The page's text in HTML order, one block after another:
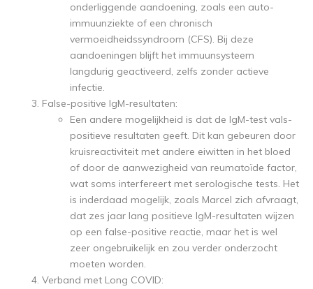
onderliggende aandoening, zoals een auto-
immuunziekte of een chronisch
vermoeidheidssyndroom (CFS). Bij deze
aandoeningen blijft het immuunsysteem
langdurig geactiveerd, zelfs zonder actieve
infectie.
False-positive IgM-resultaten:
Een andere mogelijkheid is dat de IgM-test vals-
positieve resultaten geeft. Dit kan gebeuren door
kruisreactiviteit met andere eiwitten in het bloed
of door de aanwezigheid van reumatoïde factor,
wat soms interfereert met serologische tests. Het
is inderdaad mogelijk, zoals Marcel zich afvraagt,
dat zes jaar lang positieve IgM-resultaten wijzen
op een false-positive reactie, maar het is wel
zeer ongebruikelijk en zou verder onderzocht
moeten worden.
Verband met Long COVID: